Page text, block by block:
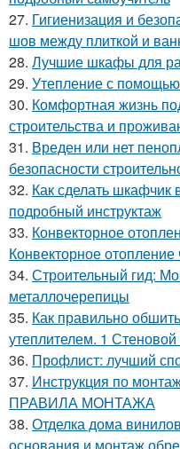
27. Гигиенизация и
шов между плиткой и
28. Лучшие шкафы для
29. Утепление с
30. Комфортная жизнь
строительства и
31. Вреден или нет
безопасности
32. Как сделать шкафчик
подробный инструктаж
33. Конвекторное
Конвекторное отопление
34. Строительный гид:
металлочерепицы
35. Как правильно
утеплителем. 1
36. Профлист: лучший
37. Инструкция по
ПРАВИЛА МОНТАЖА
38. Отделка дома